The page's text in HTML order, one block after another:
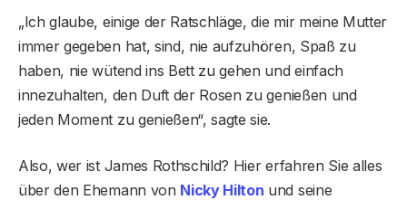
„Ich glaube, einige der Ratschläge, die mir meine Mutter
immer gegeben hat, sind, nie aufzuhören, Spaß zu
haben, nie wütend ins Bett zu gehen und einfach
innezuhalten, den Duft der Rosen zu genießen und
jeden Moment zu genießen“, sagte sie.
Also, wer ist James Rothschild? Hier erfahren Sie alles
über den Ehemann von Nicky Hilton und seine